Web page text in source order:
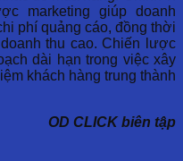
marketing giúp doanh
phí quảng cáo, đồng thời
thu cao. Chiến lược
dài hạn trong việc xây
khách hàng trung thành
OD CLICK biên tập